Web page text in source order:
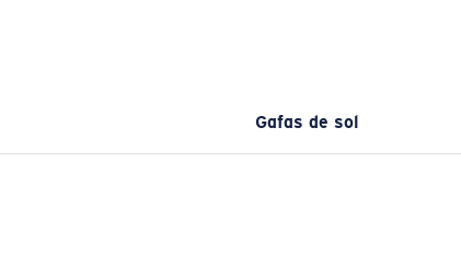
Gafas de sol